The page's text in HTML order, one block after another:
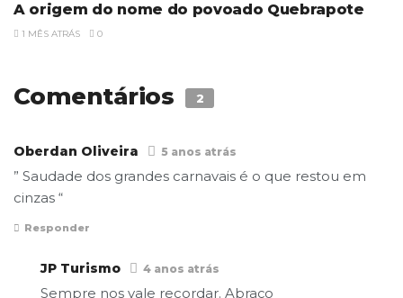
A origem do nome do povoado Quebrapote
1 MÊS ATRÁS 0
Comentários 2
Oberdan Oliveira 5 anos atrás
” Saudade dos grandes carnavais é o que restou em
cinzas “
Responder
JP Turismo 4 anos atrás
Sempre nos vale recordar. Abraço